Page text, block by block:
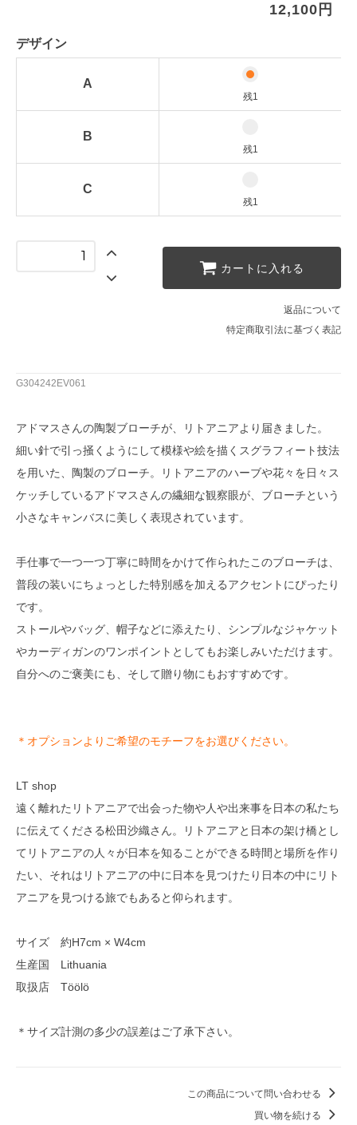
12,100円
デザイン
A
残1
B
残1
C
残1
カートに入れる
返品について
特定商取引法に基づく表記
G304242EV061
アドマスさんの陶製ブローチが、リトアニアより届きました。
細い針で引っ掻くようにして模様や絵を描くスグラフィート技法
を用いた、陶製のブローチ。リトアニアのハーブや花々を日々ス
ケッチしているアドマスさんの繊細な観察眼が、ブローチという
小さなキャンバスに美しく表現されています。
手仕事で一つ一つ丁寧に時間をかけて作られたこのブローチは、
普段の装いにちょっとした特別感を加えるアクセントにぴったり
です。
ストールやバッグ、帽子などに添えたり、シンプルなジャケット
やカーディガンのワンポイントとしてもお楽しみいただけます。
自分へのご褒美にも、そして贈り物にもおすすめです。
＊オプションよりご希望のモチーフをお選びください。
LT shop
遠く離れたリトアニアで出会った物や人や出来事を日本の私たち
に伝えてくださる松田沙織さん。リトアニアと日本の架け橋とし
てリトアニアの人々が日本を知ることができる時間と場所を作り
たい、それはリトアニアの中に日本を見つけたり日本の中にリト
アニアを見つける旅でもあると仰られます。
サイズ 約H7cm × W4cm
生産国 Lithuania
取扱店 Töölö
＊サイズ計測の多少の誤差はご了承下さい。
この商品について問い合わせる
買い物を続ける